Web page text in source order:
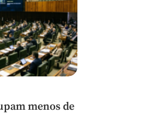
menos de